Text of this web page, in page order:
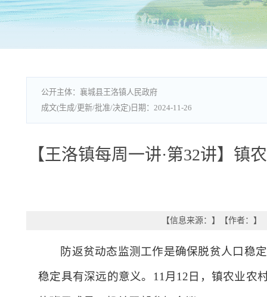
襄城县王洛镇人民政府
2024-11-26
【王洛镇每周一讲·第32讲】
【信息来源： 】 【作者： 】
防返贫动态监测工作是确保脱贫人口稳
稳定具有深远的意义。11月12日，镇农业农